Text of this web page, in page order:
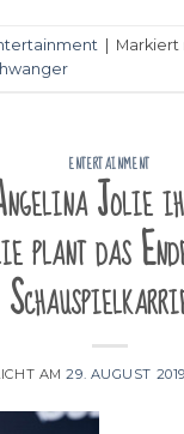
Markiert
ENTERTAINMENT
Jolie
plant das
AM29. AUGUST 2019